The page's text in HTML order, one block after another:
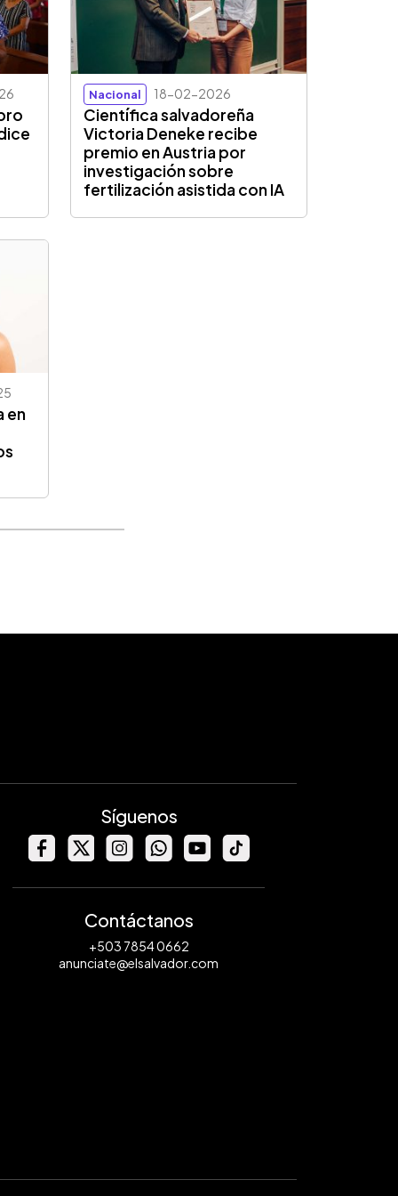
Nacional 18-02-2026
Científica salvadoreña
Victoria Deneke recibe
premio en Austria por
investigación sobre
fertilización asistida con IA
en
Síguenos
Contáctanos
+503 7854 0662
anunciate@elsalvador.com